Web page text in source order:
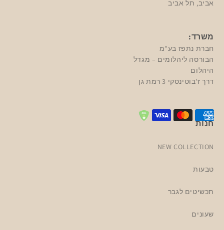
אביב, תל אביב
משרד:
חברת נתפז בע"מ
הבורסה ליהלומים – מגדל
היהלום
דרך ז'בוטינסקי 3 רמת גן
חנות
NEW COLLECTION
טבעות
תכשיטים לגבר
שעונים